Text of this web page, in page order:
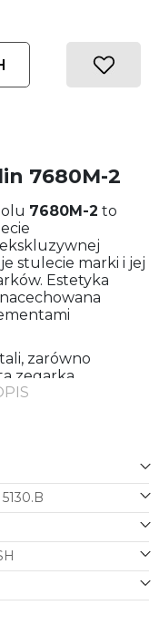
7680M-2
7680M-2 to
stulecie marki i jej
Estetyka
zarówno
zegarka
Kształt
zegarka.
kontrast dla
który
designem i
tylko
czasu, ale
do garderoby
styl.